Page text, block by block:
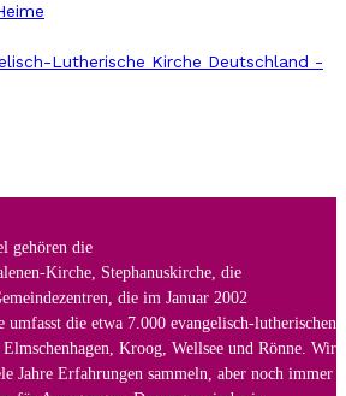
Lutherische Kirche Deutschland -
gehören die
Kirche, Stephanuskirche, die
die im Januar 2002
die etwa 7.000 evangelisch-lutherischen
Kroog, Wellsee und Rönne. Wir
Jahre Erfahrungen sammeln, aber noch immer